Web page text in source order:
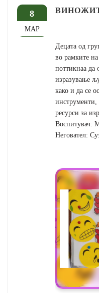
8
МАР
Децата од
во рамките
поттикнаа да
изразување
како и да се
инструменти,
ресурси за
Воспитувач:
Неговател: